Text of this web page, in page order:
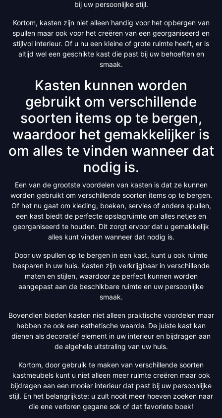
bij uw persoonlijke stijl.
Kortom, kasten zijn niet alleen handig voor het opbergen van
spullen maar ook voor het creëren van een georganiseerd en
stijlvol interieur. Of u nu een kleine of grote ruimte heeft, er is
altijd wel een geschikte kast die past bij uw behoeften en
smaak.
Kasten kunnen worden
gebruikt om verschillende
soorten items op te bergen,
waardoor het gemakkelijker is
om alles te vinden wanneer dat
nodig is.
Een van de grootste voordelen van kasten is dat ze kunnen
worden gebruikt om verschillende soorten items op te bergen.
Of het nu gaat om kleding, boeken, servies of andere spullen,
een kast biedt de perfecte opslagruimte om alles netjes en
georganiseerd te houden. Dit zorgt ervoor dat u gemakkelijk
alles kunt vinden wanneer dat nodig is.
Door uw spullen op te bergen in een kast, kunt u ook ruimte
besparen in uw huis. Kasten zijn verkrijgbaar in verschillende
maten en stijlen, waardoor ze perfect kunnen worden
aangepast aan de beschikbare ruimte en uw persoonlijke
smaak.
Bovendien bieden kasten niet alleen praktische voordelen maar
hebben ze ook een esthetische waarde. De juiste kast kan
dienen als decoratief element in uw interieur en bijdragen aan
de algehele uitstraling van uw huis.
Kortom, door gebruik te maken van verschillende soorten
kastmeubels kunt u niet alleen meer ruimte creëren maar ook
bijdragen aan een mooier interieur dat past bij uw persoonlijke
stijl. En het belangrijkste: u zult nooit meer hoeven zoeken naar
die ene verloren gegane sok of dat favoriete boek!